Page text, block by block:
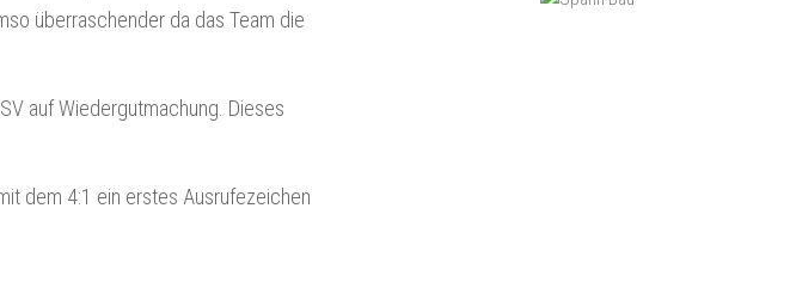
überraschender da das Team die
auf Wiedergutmachung. Dieses
dem 4:1 ein erstes Ausrufezeichen